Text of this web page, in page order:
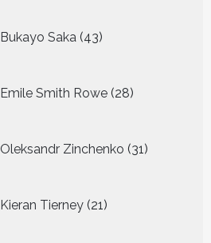
Bukayo Saka 43
producten
Emile Smith Rowe 28
producten
Oleksandr Zinchenko 31
producten
Kieran Tierney 21
producten